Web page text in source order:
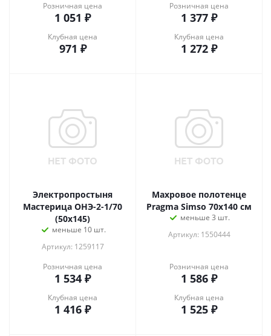
Розничная цена
1 051 ₽
Клубная цена
971 ₽
Розничная цена
1 377 ₽
Клубная цена
1 272 ₽
Электропростыня
Мастерица ОНЭ-2-1/70
(50х145)
меньше 10 шт.
Артикул: 1259117
Розничная цена
1 534 ₽
Клубная цена
1 416 ₽
Махровое полотенце
Pragma Simso 70х140 см
меньше 3 шт.
Артикул: 1550444
Розничная цена
1 586 ₽
Клубная цена
1 525 ₽